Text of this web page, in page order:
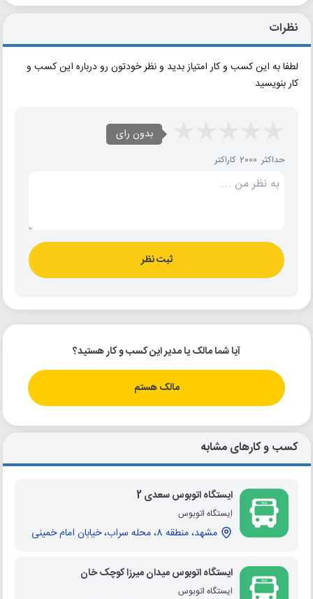
نظرات
لطفا به این کسب و کار امتیاز بدید و نظر خودتون رو درباره این کسب و
کار بنویسید
بدون رای
حداکثر 2000 کاراکتر
ثبت نظر
آیا شما مالک یا مدیر این کسب و کار هستید؟
مالک هستم
کسب و کارهای مشابه
ایستگاه اتوبوس سعدی 2
ایستگاه اتوبوس
مشهد، منطقه 8، محله سراب، خیابان امام خمینی
ایستگاه اتوبوس میدان میرزا کوچک خان
ایستگاه اتوبوس